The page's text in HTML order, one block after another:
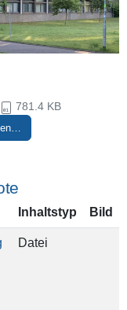
781.4 KB
Inhaltstyp Bild
Datei